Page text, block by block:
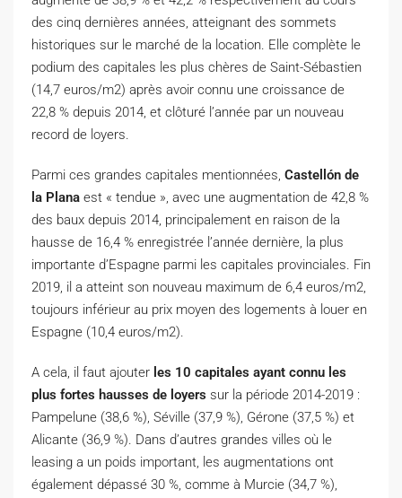
des cinq dernières années, atteignant des sommets
historiques sur le marché de la location. Elle complète le
podium des capitales les plus chères de Saint-Sébastien
(14,7 euros/m2) après avoir connu une croissance de
22,8 % depuis 2014, et clôturé l’année par un nouveau
record de loyers.
Parmi ces grandes capitales mentionnées, Castellón de
la Plana est « tendue », avec une augmentation de 42,8 %
des baux depuis 2014, principalement en raison de la
hausse de 16,4 % enregistrée l’année dernière, la plus
importante d’Espagne parmi les capitales provinciales. Fin
2019, il a atteint son nouveau maximum de 6,4 euros/m2,
toujours inférieur au prix moyen des logements à louer en
Espagne (10,4 euros/m2).
A cela, il faut ajouter les 10 capitales ayant connu les
plus fortes hausses de loyers sur la période 2014-2019 :
Pampelune (38,6 %), Séville (37,9 %), Gérone (37,5 %) et
Alicante (36,9 %). Dans d’autres grandes villes où le
leasing a un poids important, les augmentations ont
également dépassé 30 %, comme à Murcie (34,7 %),